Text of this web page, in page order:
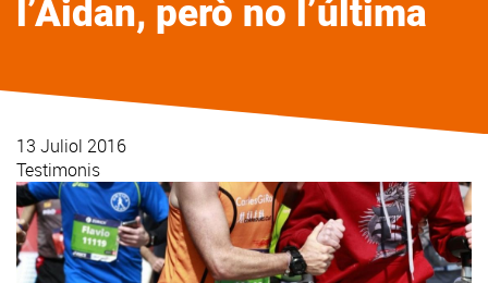
l’Aidan, però no l’última
13 Juliol 2016
Testimonis